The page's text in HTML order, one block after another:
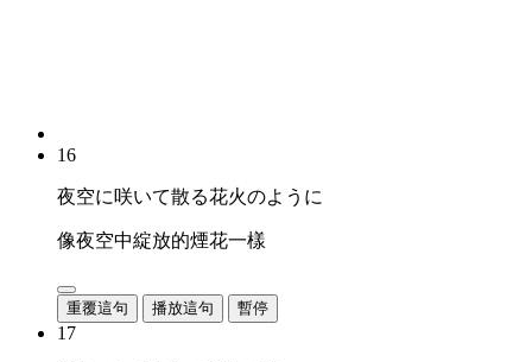
16
夜空に咲いて散る花火のように
像夜空中綻放的煙花一樣
重覆這句 播放這句 暫停
17